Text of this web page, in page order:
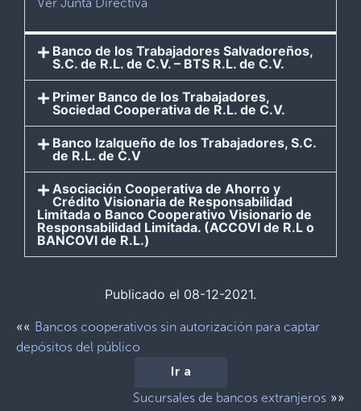
Banco de los Trabajadores Salvadoreños,
S.C. de R.L. de C.V. – BTS R.L. de C.V.
Primer Banco de los Trabajadores,
Sociedad Cooperativa de R.L. de C.V.
Banco Izalqueño de los Trabajadores, S.C.
de R.L. de C.V
Asociación Cooperativa de Ahorro y
Crédito Visionaria de Responsabilidad
Limitada o Banco Cooperativo Visionario de
Responsabilidad Limitada. (ACCOVI de R.L o
BANCOVI de R.L.)
Publicado el 08-12-2021.
«« Bancos cooperativos sin autorización para captar
depósitos del público
Ir a
Sucursales de bancos extranjeros »»